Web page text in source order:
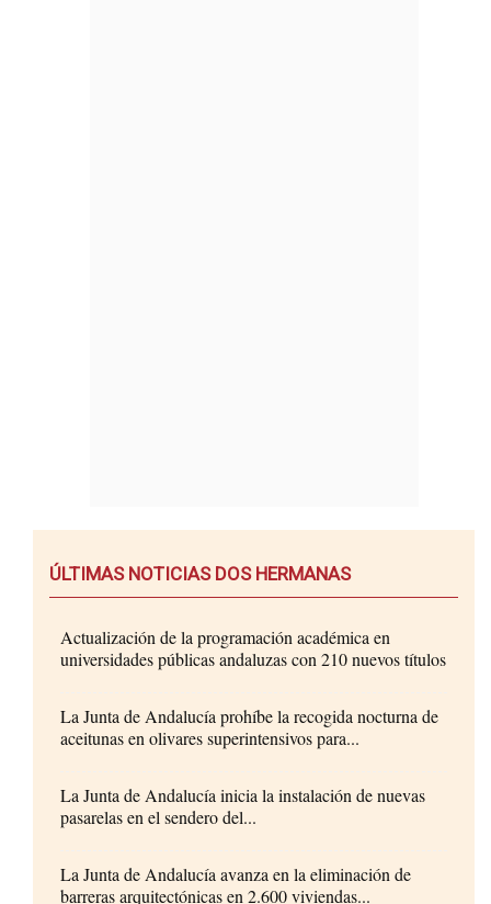
ÚLTIMAS NOTICIAS DOS HERMANAS
Actualización de la programación académica en
universidades públicas andaluzas con 210 nuevos títulos
La Junta de Andalucía prohíbe la recogida nocturna de
aceitunas en olivares superintensivos para...
La Junta de Andalucía inicia la instalación de nuevas
pasarelas en el sendero del...
La Junta de Andalucía avanza en la eliminación de
barreras arquitectónicas en 2.600 viviendas...